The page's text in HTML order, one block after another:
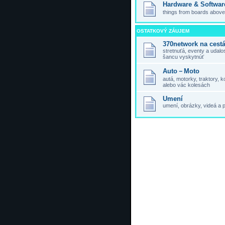
Hardware &
things from boards
OSTATKOVÝ ZÁUJEM
370network na
stretnuťá, eventy a
šancu vyskytnúť
Auto－Moto
autá, motorky, traktory,
alebo vác kolesách
Umení
umení, obrázky, videá a